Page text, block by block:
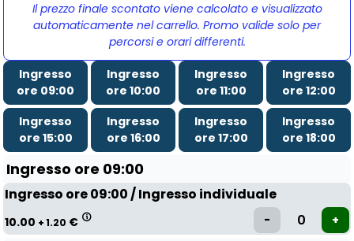
Il prezzo finale scontato viene calcolato e visualizzato
automaticamente nel carrello. Promo valide solo per
percorsi e orari differenti.
Ingresso
ore 09:00
Ingresso
ore 10:00
Ingresso
ore 11:00
Ingresso
ore 12:00
Ingresso
ore 15:00
Ingresso
ore 16:00
Ingresso
ore 17:00
Ingresso
ore 18:00
Ingresso ore 09:00
Ingresso ore 09:00 / Ingresso individuale
10.00 + 1.20 €